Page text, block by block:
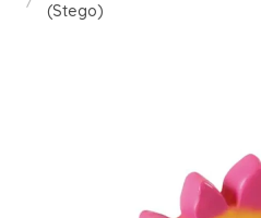
(Stego)